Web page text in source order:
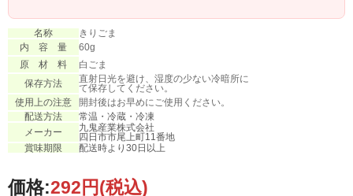
・国際規格の認証を取得した工場で作っています。
名称
きりごま
内 容 量
60g
原 材 料
白ごま
保存方法
直射日光を避け、湿度の少ない冷暗所に
て保存してください。
使用上の注意
開封後はお早めにご使用ください。
配送方法
常温・冷蔵・冷凍
メーカー
九鬼産業株式会社
四日市市尾上町11番地
賞味期限
配送時より30日以上
価格:292円(税込)